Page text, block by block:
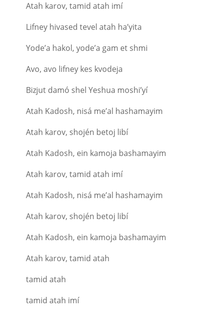
Atah karov, tamid atah imí
Lifney hivased tevel atah ha’yita
Yode’a hakol, yode’a gam et shmi
Avo, avo lifney kes kvodeja
Bizjut damó shel Yeshua moshi’yí
Atah Kadosh, nisá me’al hashamayim
Atah karov, shojén betoj libí
Atah Kadosh, ein kamoja bashamayim
Atah karov, tamid atah imí
Atah Kadosh, nisá me’al hashamayim
Atah karov, shojén betoj libí
Atah Kadosh, ein kamoja bashamayim
Atah karov, tamid atah
tamid atah
tamid atah imí